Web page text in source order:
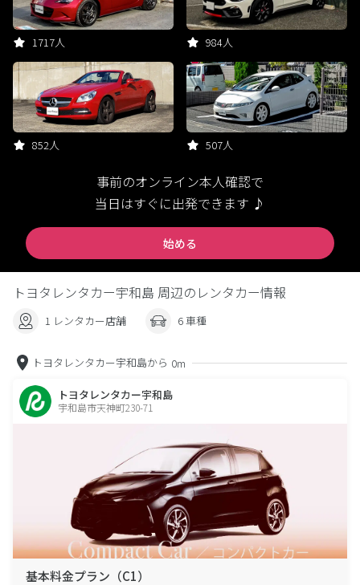
1717人 984人
852人 507人
事前のオンライン本人確認で
当日はすぐに出発できます ♪
始める
トヨタレンタカー宇和島 周辺のレンタカー情報
1 レンタカー店舗 6 車種
トヨタレンタカー宇和島から 0m
トヨタレンタカー宇和島
宇和島市天神町230-71
基本料金プラン（C1）